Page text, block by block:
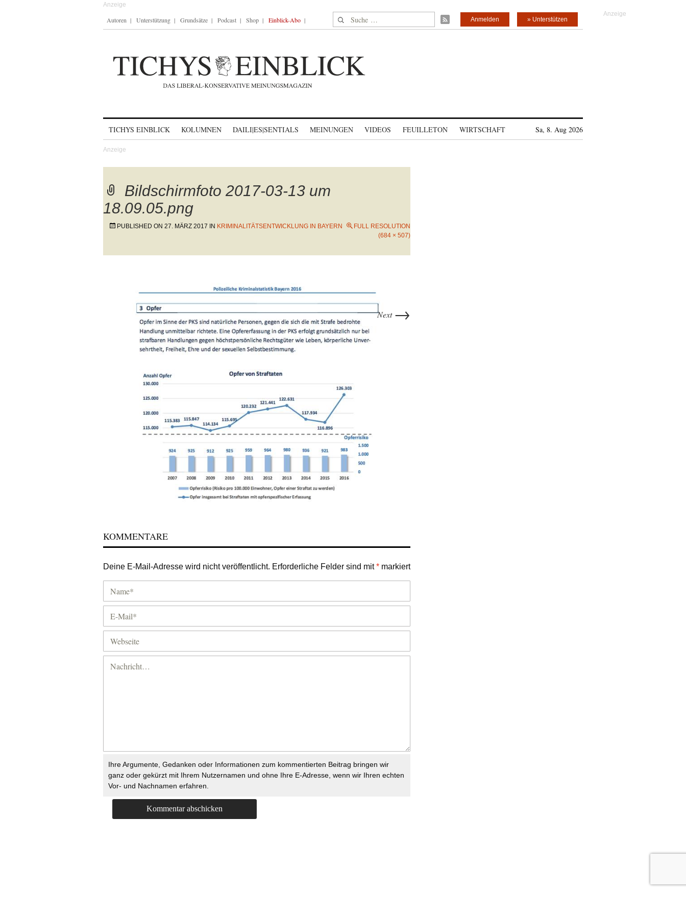
Autoren Unterstützung Grundsätze Podcast Shop Einblick-Abo Suche nach: » Unterstützen
Anmelden
TICHYS EINBLICK KOLUMNEN DAILI|ES|SENTIALS MEINUNGEN VIDEOS FEUILLETON WIRTSCHAFT Sa, 8. Aug 2026
Bildschirmfoto 2017-03-13 um
18.09.05.png
PUBLISHED ON 27. MÄRZ 2017 IN KRIMINALITÄTSENTWICKLUNG IN BAYERN
FULL RESOLUTION
(684 × 507)
Next →
KOMMENTARE
Deine E-Mail-Adresse wird nicht veröffentlicht. Erforderliche Felder sind mit* markiert
Ihre Argumente, Gedanken oder Informationen zum kommentierten Beitrag bringen wir
ganz oder gekürzt mit Ihrem Nutzernamen und ohne Ihre E-Adresse, wenn wir Ihren echten
Vor- und Nachnamen erfahren.